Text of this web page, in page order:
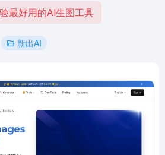
最好用的AI生图工具
新出AI